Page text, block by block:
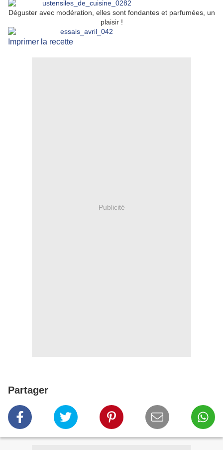
Déguster avec modération, elles sont fondantes et parfumées, un
plaisir !
Imprimer la recette
Publicité
Partager